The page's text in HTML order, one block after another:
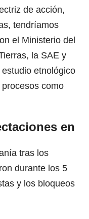
de acción,
tendríamos
el Ministerio del
la SAE y
etnológico
como
en
tras los
durante los 5
y los bloqueos